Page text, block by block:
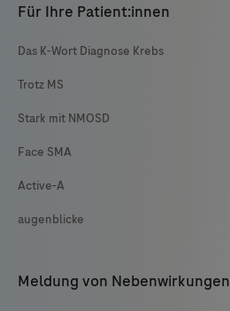
Für Ihre Patient:innen
Das K-Wort Diagnose Krebs
Trotz MS
Stark mit NMOSD
Face SMA
Active-A
augenblicke
Meldung von Nebenwirkungen